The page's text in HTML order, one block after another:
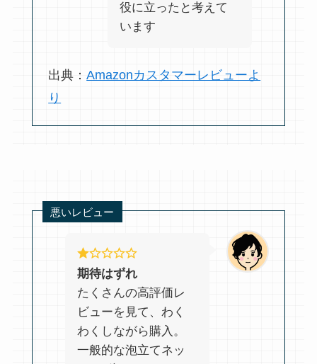
役に立ったと考えて
います
出典：Amazonカスタマーレビューよ
り
悪いレビュー
期待はずれ
たくさんの高評価レ
ビューを見て、わく
わくしながら購入。
一般的な泡立てネッ